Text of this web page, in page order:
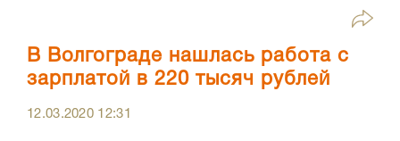
В Волгограде нашлась работа с
зарплатой в 220 тысяч рублей
12.03.2020 12:31